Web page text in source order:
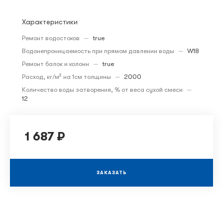
Характеристики
Ремонт водостоков — true
Водонепроницаемость при прямом давлении воды — W18
Ремонт балок и колонн — true
Расход, кг/м² на 1см толщины — 2000
Количество воды затворения, % от веса сухой смеси —
12
1 687 ₽
ЗАКАЗАТЬ